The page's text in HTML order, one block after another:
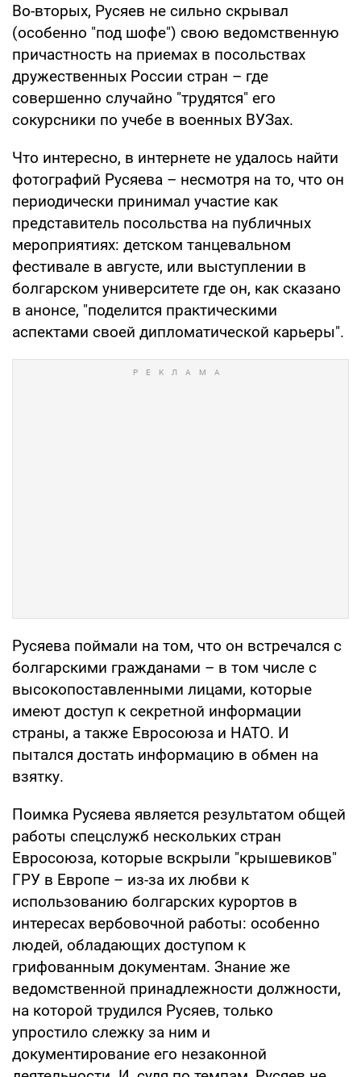
Во-вторых, Русяев не сильно скрывал
(особенно "под шофе") свою ведомственную
причастность на приемах в посольствах
дружественных России стран – где
совершенно случайно "трудятся" его
сокурсники по учебе в военных ВУЗах.
Что интересно, в интернете не удалось найти
фотографий Русяева – несмотря на то, что он
периодически принимал участие как
представитель посольства на публичных
мероприятиях: детском танцевальном
фестивале в августе, или выступлении в
болгарском университете где он, как сказано
в анонсе, "поделится практическими
аспектами своей дипломатической карьеры".
Русяева поймали на том, что он встречался с
болгарскими гражданами – в том числе с
высокопоставленными лицами, которые
имеют доступ к секретной информации
страны, а также Евросоюза и НАТО. И
пытался достать информацию в обмен на
взятку.
Поимка Русяева является результатом общей
работы спецслужб нескольких стран
Евросоюза, которые вскрыли "крышевиков"
ГРУ в Европе – из-за их любви к
использованию болгарских курортов в
интересах вербовочной работы: особенно
людей, обладающих доступом к
грифованным документам. Знание же
ведомственной принадлежности должности,
на которой трудился Русяев, только
упростило слежку за ним и
документирование его незаконной